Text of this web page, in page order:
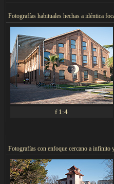
Fotografías habituales hechas a idéntica
f 1:4
Fotografías con enfoque cercano a infinito